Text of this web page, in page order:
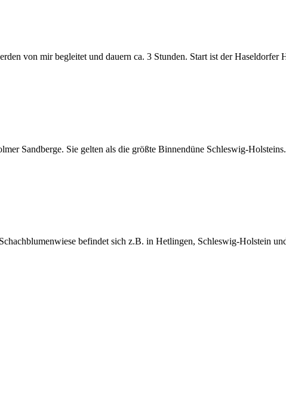
von mir begleitet und dauern ca. 3 Stunden. Start ist der
Sandberge. Sie gelten als die größte Binnendüne Schleswig-
befindet sich z.B. in Hetlingen, Schleswig-Holstein